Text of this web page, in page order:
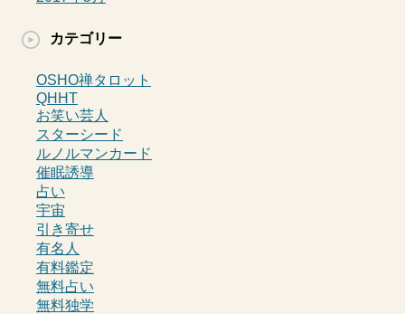
カテゴリー
OSHO禅タロット
QHHT
お笑い芸人
スターシード
ルノルマンカード
催眠誘導
占い
宇宙
引き寄せ
有名人
有料鑑定
無料占い
無料独学